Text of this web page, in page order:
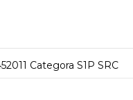
Categora S1P SRC